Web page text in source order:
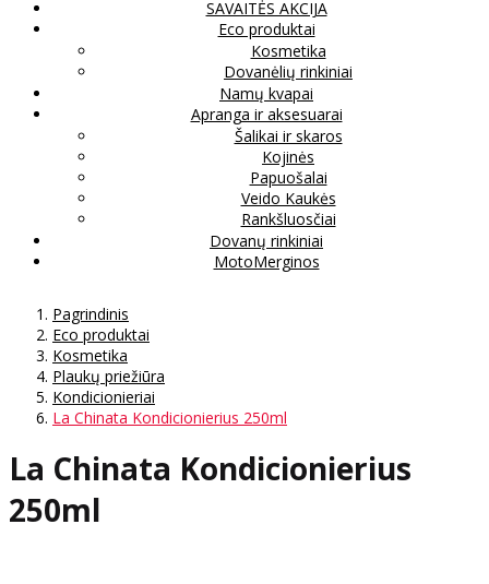
SAVAITĖS AKCIJA
Eco produktai
Kosmetika
Dovanėlių rinkiniai
Namų kvapai
Apranga ir aksesuarai
Šalikai ir skaros
Kojinės
Papuošalai
Veido Kaukės
Rankšluosčiai
Dovanų rinkiniai
MotoMerginos
Pagrindinis
Eco produktai
Kosmetika
Plaukų priežiūra
Kondicionieriai
La Chinata Kondicionierius 250ml
La Chinata Kondicionierius
250ml